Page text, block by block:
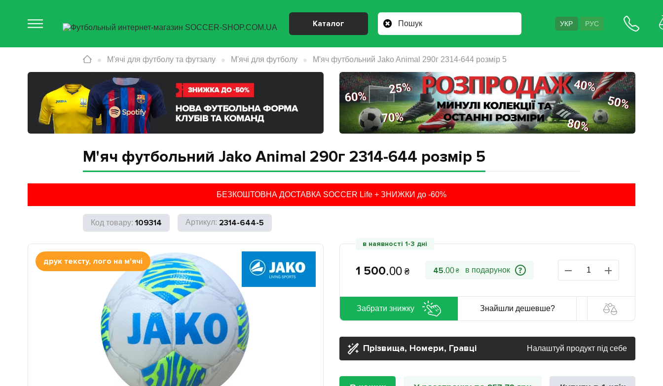
М'яч футбольний Jako Animal 290г 2314-644 розмір 5
БЕЗКОШТОВНА ДОСТАВКА SOCCER Life + ЗНИЖКИ до -60%
109314 2314-644-5
друк тексту, лого на м'ячі
в наявності 1-3 дні
1 500.00 ₴ 45.00 ₴ ?
Забрати знижку Знайшли дешевше?
Прізвища, Номери, Гравці Налаштуй продукт під себе
Каталог УКР РУС
М'ячі для футболу та футзалу М'ячі для футболу М'яч футбольний Jako Animal 290г 2314-644 розмір 5